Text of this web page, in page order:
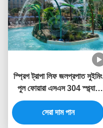
স্প্রিগ ট্রাপা লিফ জলপ্রপাত সুইমিং
পুল ফোয়ারা এসএস 304 স্প্ল্যাশ
পার্কের জন্য
সেরা দাম পান